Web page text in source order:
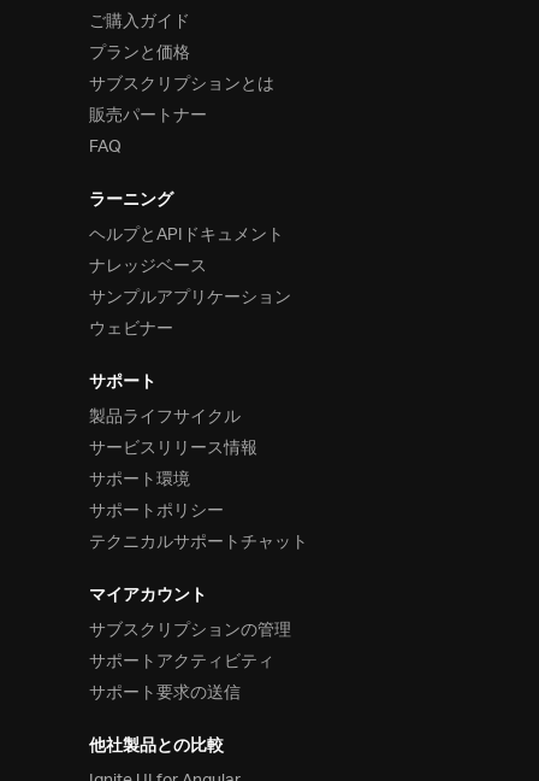
ご購入ガイド
プランと価格
サブスクリプションとは
販売パートナー
FAQ
ラーニング
ヘルプとAPIドキュメント
ナレッジベース
サンプルアプリケーション
ウェビナー
サポート
製品ライフサイクル
サービスリリース情報
サポート環境
サポートポリシー
テクニカルサポートチャット
マイアカウント
サブスクリプションの管理
サポートアクティビティ
サポート要求の送信
他社製品との比較